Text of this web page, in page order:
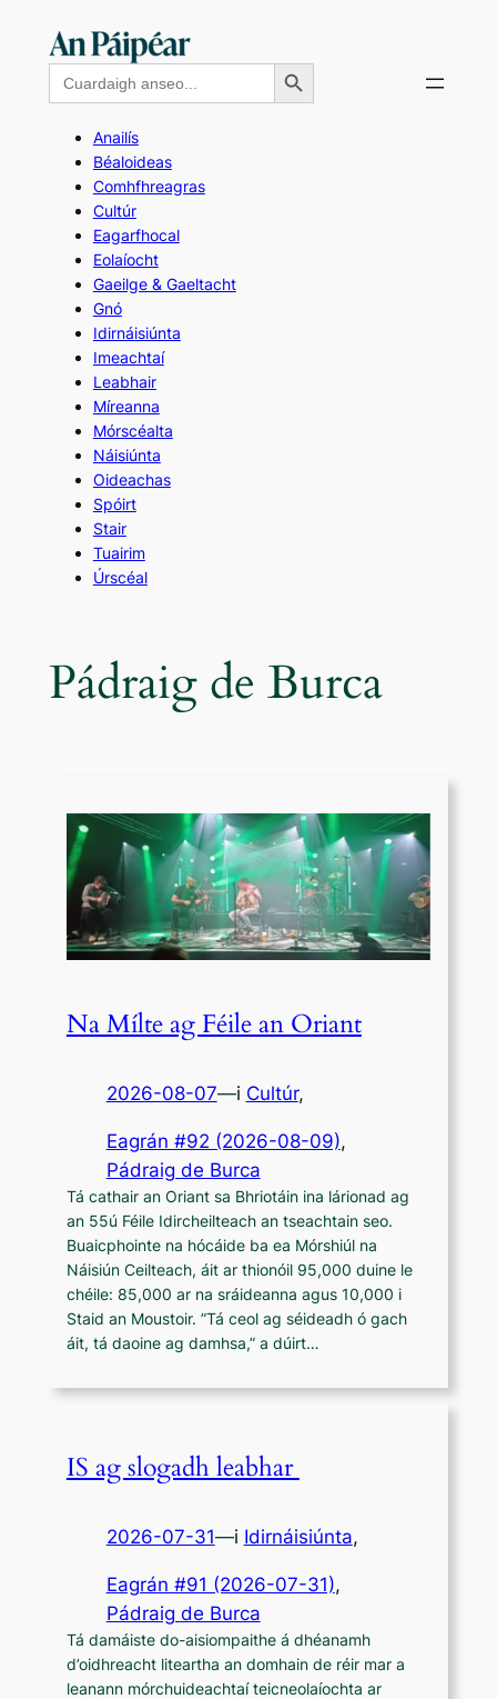
contentSearch
for:
Search Button
Anailís
Béaloideas
Comhfhreagras
Cultúr
Eagarfhocal
Eolaíocht
Gaeilge & Gaeltacht
Gnó
Idirnáisiúnta
Imeachtaí
Leabhair
Míreanna
Mórscéalta
Náisiúnta
Oideachas
Spóirt
Stair
Tuairim
Úrscéal
Pádraig de Burca
Na Mílte ag Féile an Oriant
2026-08-07—i Cultúr,
Eagrán #92 (2026-08-09)
Pádraig de Burca
​Tá cathair an Oriant sa Bhriotáin ina lárionad ag
an 55ú Féile Idircheilteach an tseachtain seo.
Buaicphointe na hócáide ba ea Mórshiúl na
Náisiún Ceilteach, áit ar thionóil 95,000 duine le
chéile: 85,000 ar na sráideanna agus 10,000 i
Staid an Moustoir. ​”Tá ceol ag séideadh ó gach
áit, tá daoine ag damhsa,” a dúirt…
IS ag slogadh leabhar
2026-07-31—i Idirnáisiúnta,
Eagrán #91 (2026-07-31)
Pádraig de Burca
Tá damáiste do-aisiompaithe á dhéanamh
d’oidhreacht liteartha an domhain de réir mar a
leanann mórchuideachtaí teicneolaíochta ar